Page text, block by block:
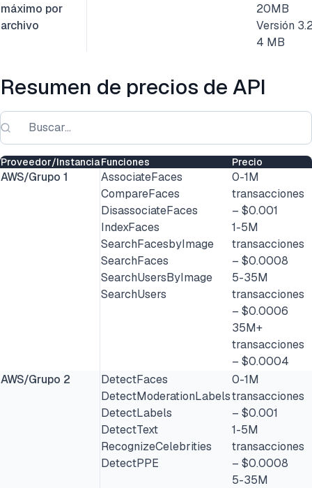
máximo por
archivo
20MB
Versión
4 MB
Resumen de precios de API
Proveedor/InstanciaFunciones Precio
AWS/Grupo 1
AssociateFaces
CompareFaces
DisassociateFaces
IndexFaces
SearchFacesbyImage
SearchFaces
SearchUsersByImage
SearchUsers
0-1M
transacciones
– $0.001
1-5M
transacciones
– $0.0008
5-35M
transacciones
– $0.0006
35M+
transacciones
– $0.0004
AWS/Grupo 2
DetectFaces
DetectModerationLabels
DetectLabels
DetectText
RecognizeCelebrities
DetectPPE
0-1M
transacciones
– $0.001
1-5M
transacciones
– $0.0008
5-35M